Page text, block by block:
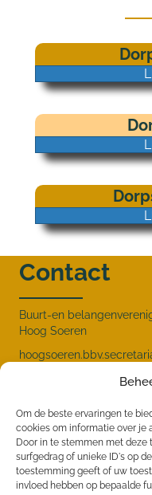
Om de beste ervaringen te
cookies om informatie over je
Door in te stemmen met
surfgedrag of unieke ID's op
toestemming geeft of uw
invloed hebben op bepaalde
Contact
Buurt-en
Hoog Soeren
HOME
NIEUWS